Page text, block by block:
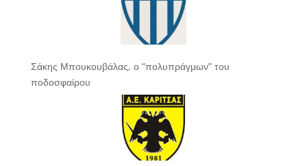
Σάκης Μπουκουβάλας, ο “πολυπράγμων” του
ποδοσφαίρου